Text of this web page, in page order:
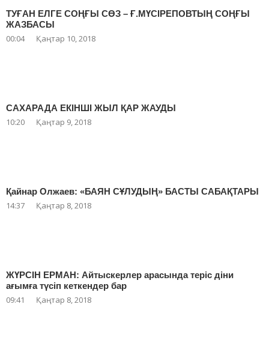
ТУҒАН ЕЛГЕ СОҢҒЫ СӨЗ – Ғ.МҮСІРЕПОВТЫҢ СОҢҒЫ
ЖАЗБАСЫ
00:04 Қаңтар 10, 2018
САХАРАДА ЕКІНШІ ЖЫЛ ҚАР ЖАУДЫ
10:20 Қаңтар 9, 2018
Қайнар Олжаев: «БАЯН СҰЛУДЫҢ» БАСТЫ САБАҚТАРЫ
14:37 Қаңтар 8, 2018
ЖҮРСІН ЕРМАН: Айтыскерлер арасында теріс діни
ағымға түсіп кеткендер бар
09:41 Қаңтар 8, 2018